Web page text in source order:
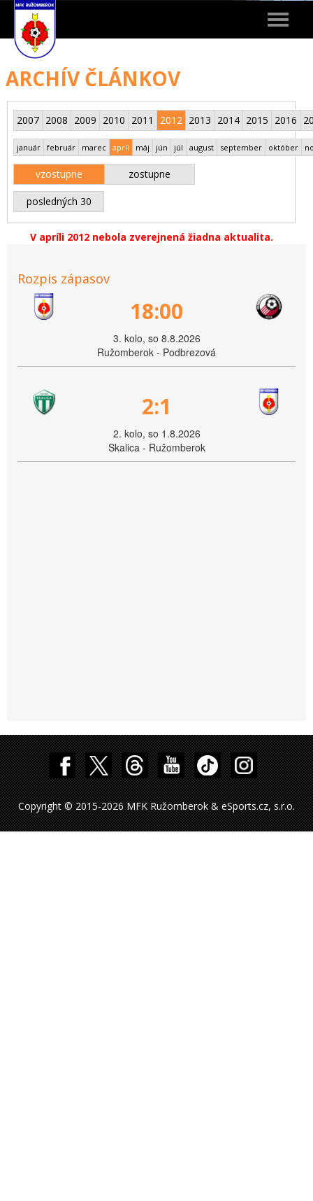
Toggle
ARCHÍV ČLÁNKOV
2007 2008 2009 2010 2011 2012 2013 2014 2015 2016
január február marec apríl máj jún júl august september október
vzostupne zostupne
posledných 30
V apríli 2012 nebola zverejnená žiadna aktualita.
Rozpis zápasov
18:00
3. kolo, so 8.8.2026
Ružomberok - Podbrezová
2:1
2. kolo, so 1.8.2026
Skalica - Ružomberok
Copyright © 2015-2026 MFK Ružomberok & eSports.cz, s.r.o.